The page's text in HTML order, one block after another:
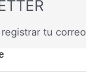
tu correo